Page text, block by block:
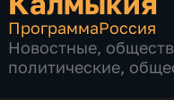
ПрограммаРоссия
Новостные,
политические,